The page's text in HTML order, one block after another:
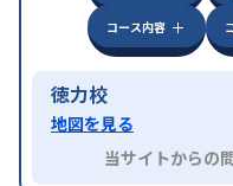
コース内容
徳力校
地図を見る
当サイトからの